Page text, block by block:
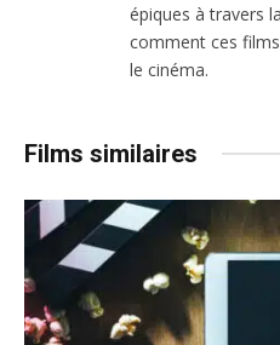
épiques à travers
comment ces
le cinéma.
Films similaires